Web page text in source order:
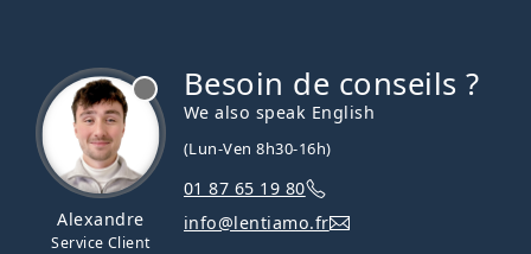
Alexandre
Service Client
Besoin de conseils ?
We also speak English
(Lun-Ven 8h30-16h)
01 87 65 19 80
info@lentiamo.fr